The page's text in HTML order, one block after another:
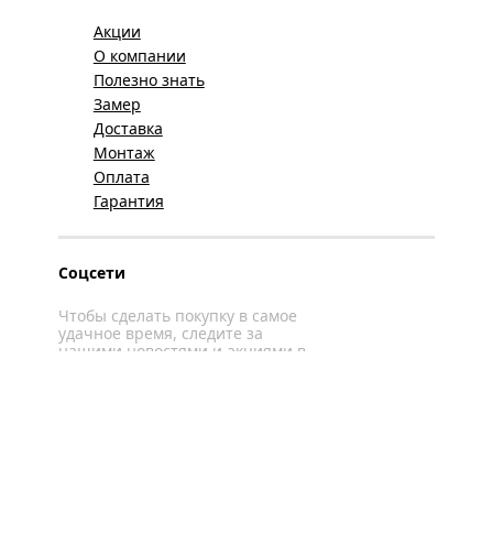
Акции
О компании
Полезно знать
Замер
Доставка
Монтаж
Оплата
Гарантия
Соцсети
Чтобы сделать покупку в самое
удачное время, следите за
нашими новостями и акциями в